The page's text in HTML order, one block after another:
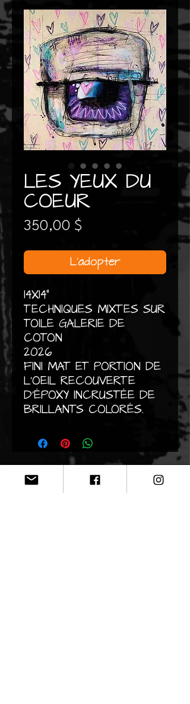
LES YEUX DU
COEUR
350,00 $
L'adopter
14X14"
TECHNIQUES MIXTES SUR
TOILE GALERIE DE
COTON
2026
FINI MAT ET PORTION DE
L'OEIL RECOUVERTE
D'ÉPOXY INCRUSTÉE DE
BRILLANTS COLORÉS.
CONTACT